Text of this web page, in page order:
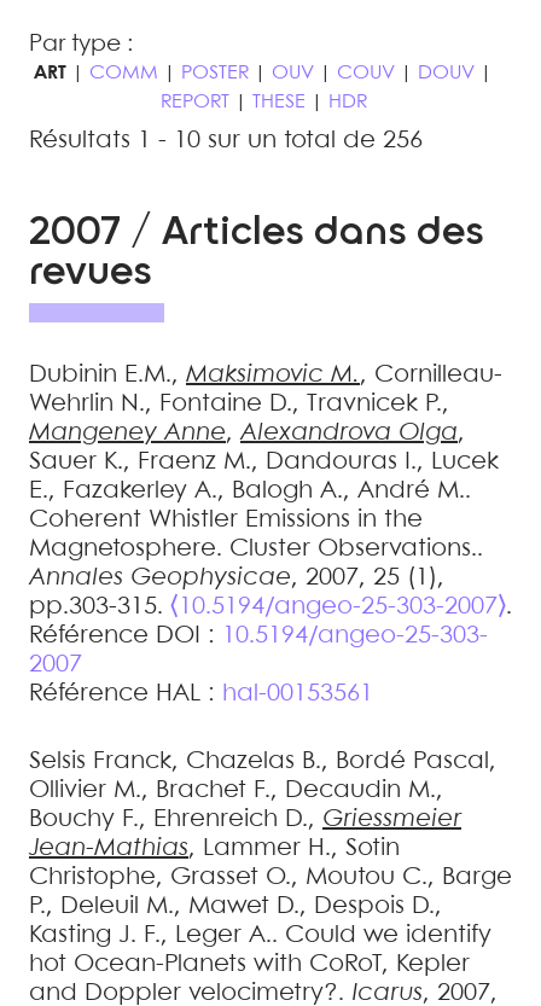
Par type :
ART COMM POSTER OUV COUV DOUV
REPORT
THESE HDR
Résultats 1 - 10 sur un total de 256
2007 / Articles dans des
revues
Dubinin E.M., Maksimovic M., Cornilleau-
Wehrlin N., Fontaine D., Travnicek P.,
Mangeney Anne,Alexandrova Olga,
Sauer K., Fraenz M., Dandouras I., Lucek
E., Fazakerley A., Balogh A., André M..
Coherent Whistler Emissions in the
Magnetosphere. Cluster Observations..
Annales Geophysicae, 2007, 25 (1),
pp.303-315. ⟨10.5194/angeo-25-303-2007⟩.
Référence DOI :
10.5194/angeo-25-303-
2007
Référence HAL : hal-00153561
Selsis Franck, Chazelas B., Bordé Pascal ,
Ollivier M., Brachet F., Decaudin M.,
Bouchy F., Ehrenreich D., Griessmeier
Jean-Mathias, Lammer H., Sotin
Christophe, Grasset O., Moutou C., Barge
P., Deleuil M., Mawet D., Despois D.,
Kasting J. F., Leger A.. Could we identify
hot Ocean-Planets with CoRoT, Kepler
and Doppler velocimetry?. Icarus, 2007,